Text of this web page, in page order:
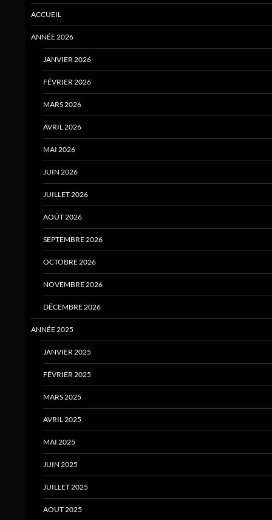
ACCUEIL
ANNÉE 2026
JANVIER 2026
FÉVRIER 2026
MARS 2026
AVRIL 2026
MAI 2026
JUIN 2026
JUILLET 2026
AOÛT 2026
SEPTEMBRE 2026
OCTOBRE 2026
NOVEMBRE 2026
DÉCEMBRE 2026
ANNÉE 2025
JANVIER 2025
FÉVRIER 2025
MARS 2025
AVRIL 2025
MAI 2025
JUIN 2025
JUILLET 2025
AOUT 2025